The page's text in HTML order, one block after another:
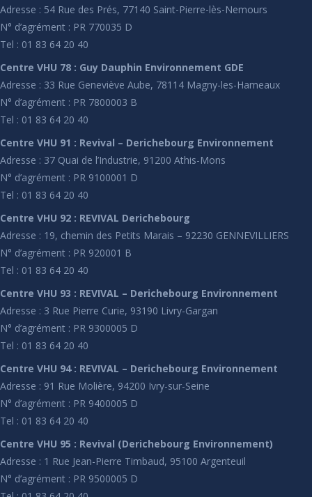
Adresse : 54 Rue des Prés, 77140 Saint-Pierre-lès-Nemours
N° d’agrément : PR 770035 D
Tel : 01 83 64 20 40
Centre VHU 78 : Guy Dauphin Environnement GDE
Adresse : 33 Rue Geneviève Aube, 78114 Magny-les-Hameaux
N° d’agrément : PR 7800003 B
Tel : 01 83 64 20 40
Centre VHU 91 : Revival – Derichebourg Environnement
Adresse : 37 Quai de l’Industrie, 91200 Athis-Mons
N° d’agrément : PR 9100001 D
Tel : 01 83 64 20 40
Centre VHU 92 : REVIVAL Derichebourg
Adresse : 19, chemin des Petits Marais – 92230 GENNEVILLIERS
N° d’agrément : PR 920001 B
Tel : 01 83 64 20 40
Centre VHU 93 : REVIVAL – Derichebourg Environnement
Adresse : 3 Rue Pierre Curie, 93190 Livry-Gargan
N° d’agrément : PR 9300005 D
Tel : 01 83 64 20 40
Centre VHU 94 : REVIVAL – Derichebourg Environnement
Adresse : 91 Rue Molière, 94200 Ivry-sur-Seine
N° d’agrément : PR 9400005 D
Tel : 01 83 64 20 40
Centre VHU 95 : Revival (Derichebourg Environnement)
Adresse : 1 Rue Jean-Pierre Timbaud, 95100 Argenteuil
N° d’agrément : PR 9500005 D